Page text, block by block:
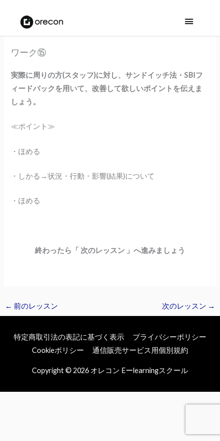
メ
イ
メ
ワーク⑮
実際に周りの方(スタッフ)に対し、サンドイッチ法・SBIフ
ィードバックを用いて、改善して欲しいポイントを伝えま
しょう。
≪ポイント≫
・ほめる
・しかる→状況・行動・影響(結果)について
・ほめる
終わったら「 次のレッスン 」へ進みましょう
← 前のレッスン 次のレッスン →
特定商取引法の表記に基づく表示
プライバシーポリシー
Cookieポリシー
通信販売サービス用個別規約
Copyright © 2026 オレコン Eーlearningスクール